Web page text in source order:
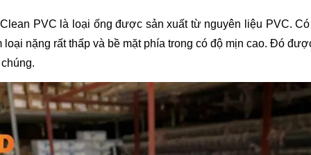
PVC là loại ống được sản xuất từ nguyên liệu PVC.
loại nặng rất thấp và bề mặt phía trong có độ mịn cao. Đó